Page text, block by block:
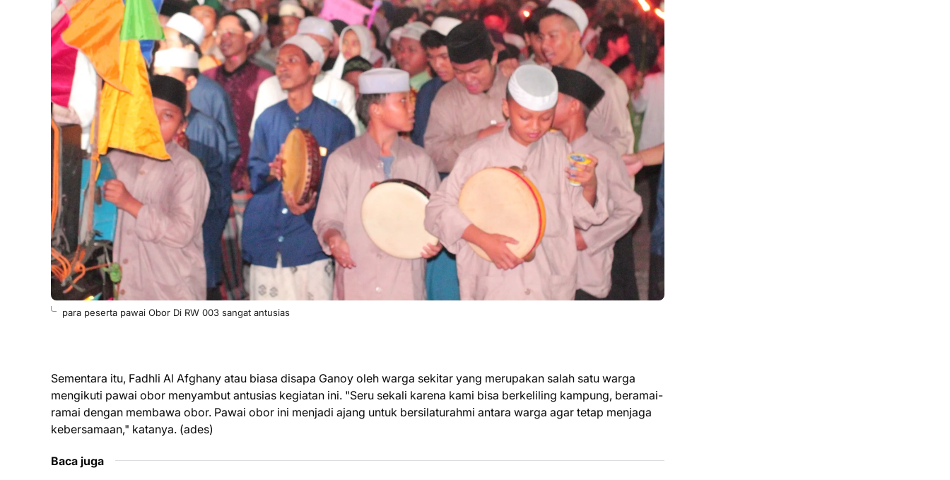
para peserta pawai Obor Di RW 003 sangat antusias
Sementara itu, Fadhli Al Afghany atau biasa disapa Ganoy oleh warga sekitar yang merupakan salah satu warga
mengikuti pawai obor menyambut antusias kegiatan ini. "Seru sekali karena kami bisa berkeliling kampung, beramai-
ramai dengan membawa obor. Pawai obor ini menjadi ajang untuk bersilaturahmi antara warga agar tetap menjaga
kebersamaan," katanya. (ades)
Baca juga